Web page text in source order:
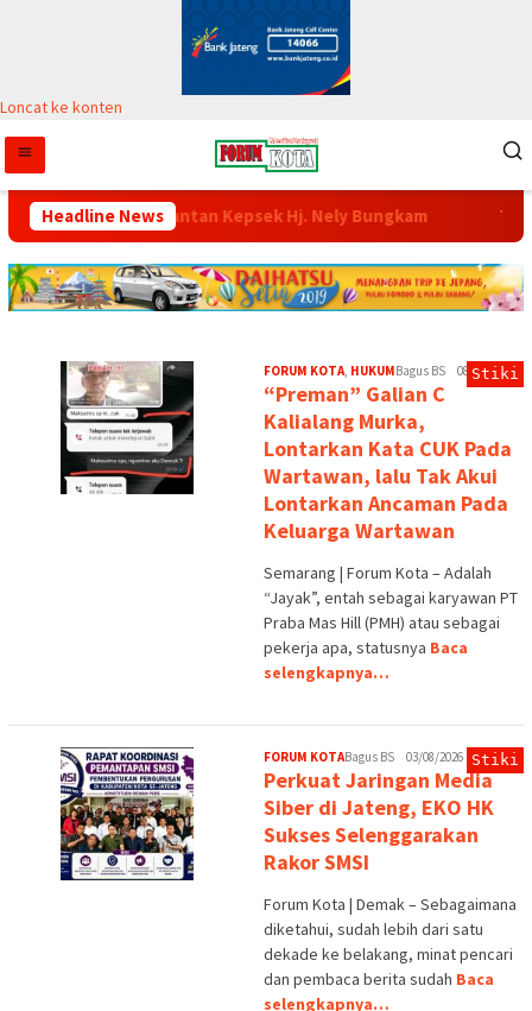
Loncat ke konten
Headline News
Mantan Kepsek Hj. Nely Bungkam Tekab 308
KEADILAN
BERHAK
FORUM KOTA, HUKUMBagus BS 08/08/2026
“Preman” Galian C
Kalialang Murka,
Lontarkan Kata CUK Pada
Wartawan, lalu Tak Akui
Lontarkan Ancaman Pada
Keluarga Wartawan
Semarang | Forum Kota – Adalah
“Jayak”, entah sebagai karyawan PT
Praba Mas Hill (PMH) atau sebagai
pekerja apa, statusnya Baca
selengkapnya…
Stiki
FORUM KOTABagus BS 03/08/2026
Perkuat Jaringan Media
Siber di Jateng, EKO HK
Sukses Selenggarakan
Rakor SMSI
Forum Kota | Demak – Sebagaimana
diketahui, sudah lebih dari satu
dekade ke belakang, minat pencari
dan pembaca berita sudah Baca
selengkapnya…
Stiki